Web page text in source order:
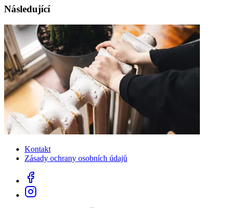
Následující
Kontakt
Zásady ochrany osobních údajů